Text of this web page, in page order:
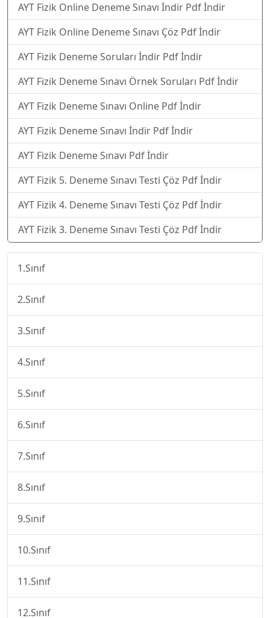
AYT Fizik Online Deneme Sınavı İndir Pdf İndir
AYT Fizik Online Deneme Sınavı Çöz Pdf İndir
AYT Fizik Deneme Soruları İndir Pdf İndir
AYT Fizik Deneme Sınavı Örnek Soruları Pdf İndir
AYT Fizik Deneme Sınavı Online Pdf İndir
AYT Fizik Deneme Sınavı İndir Pdf İndir
AYT Fizik Deneme Sınavı Pdf İndir
AYT Fizik 5. Deneme Sınavı Testi Çöz Pdf İndir
AYT Fizik 4. Deneme Sınavı Testi Çöz Pdf İndir
AYT Fizik 3. Deneme Sınavı Testi Çöz Pdf İndir
1.Sınıf
2.Sınıf
3.Sınıf
4.Sınıf
5.Sınıf
6.Sınıf
7.Sınıf
8.Sınıf
9.Sınıf
10.Sınıf
11.Sınıf
12.Sınıf